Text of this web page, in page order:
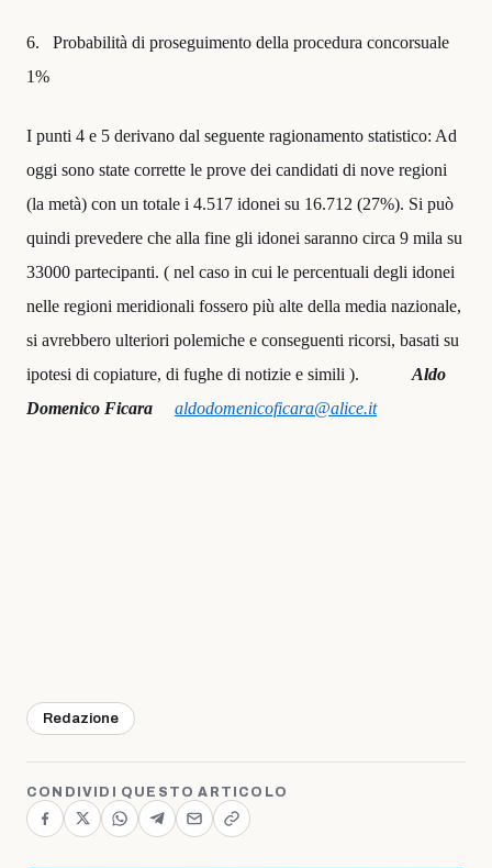
6.
Probabilità di proseguimento della procedura concorsuale
1%
I punti 4 e 5 derivano dal seguente ragionamento statistico: Ad
oggi sono state corrette le prove dei candidati di nove regioni
(la metà) con un totale i 4.517 idonei su 16.712 (27%). Si può
quindi prevedere che alla fine gli idonei saranno circa 9 mila su
33000 partecipanti. ( nel caso in cui le percentuali degli idonei
nelle regioni meridionali fossero più alte della media nazionale,
si avrebbero ulteriori polemiche e conseguenti ricorsi, basati su
ipotesi di copiature, di fughe di notizie e simili ).
Aldo
Domenico Ficara
aldodomenicoficara@alice.it
Redazione
CONDIVIDI QUESTO ARTICOLO